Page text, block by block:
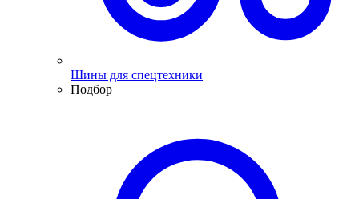
Шины для спецтехники
Подбор